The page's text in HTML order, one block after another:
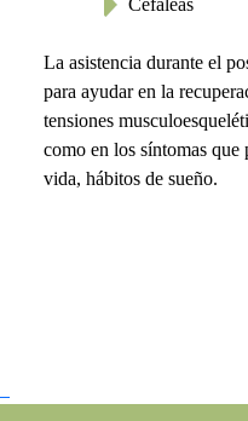
La asistencia durante el
para ayudar en la
tensiones
como en los síntomas
vida, hábitos de sueño.